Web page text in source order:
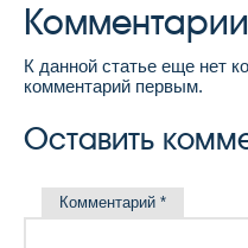
Комментарии
К данной статье еще нет
комментарий первым.
Оставить
Комментарий *